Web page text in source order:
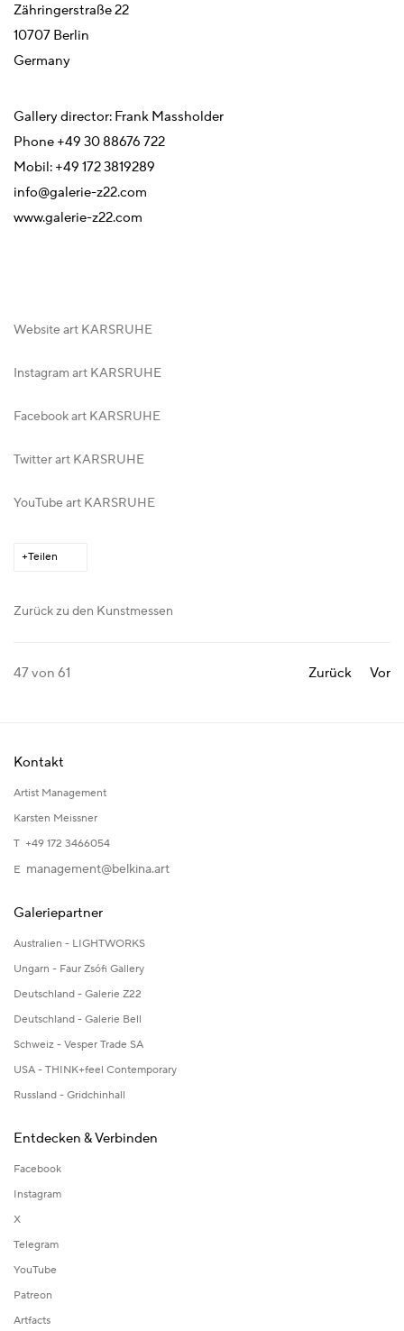
Zähringerstraße 22
10707 Berlin
Germany
Gallery director: Frank Massholder
Phone +49 30 88676 722
Mobil: +49 172 3819289
info@galerie-z22.com
www.galerie-z22.com
Website art KARSRUHE
Instagram art KARSRUHE
Facebook art KARSRUHE
Twitter art KARSRUHE
YouTube art KARSRUHE
Teilen
Zurück zu den Kunstmessen
Zurück Vor
47von 61
Kontakt
Artist Management
Karsten Meissner
T +49 172 3466054
E management@belkina.art
Galeriepartner
Australien - LIGHTWORKS
Ungarn - Faur Zsófi Gallery
Deutschland - Galerie Z22
Deutschland - Galerie Bell
Schweiz - Vesper Trade SA
USA - THINK+feel Contemporary
Russland - Gridchinhall
Entdecken & Verbinden
Facebook
Instagram
X
Telegram
YouTube
Patreon
Artfacts